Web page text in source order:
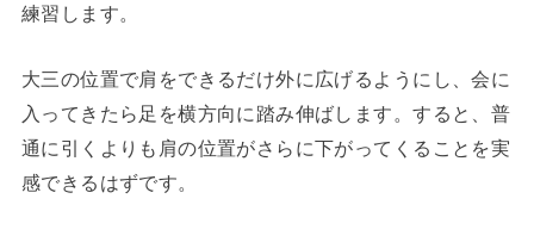
練習します。
大三の位置で肩をできるだけ外に広げるようにし、会に
入ってきたら足を横方向に踏み伸ばします。すると、普
通に引くよりも肩の位置がさらに下がってくることを実
感できるはずです。